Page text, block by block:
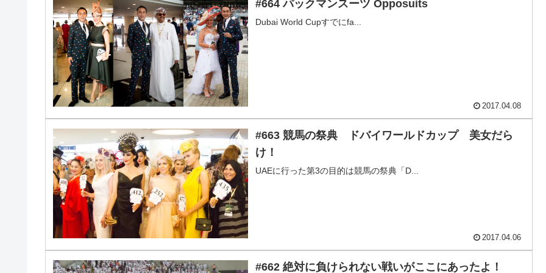
#664 パックマンスーツ Opposuits
Dubai World Cupすでにfa...
2017.04.08
#663 競馬の祭典 ドバイワールドカップ 美女だら
け！
UAEに行った第3の目的は競馬の祭典「D...
2017.04.06
#662 絶対に負けられない戦いがここにあったよ！